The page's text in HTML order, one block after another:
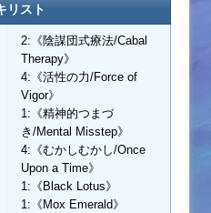
リスト
2:《陰謀団式療法/Cabal
Therapy》
4:《活性の力/Force of
Vigor》
1:《精神的つまづ
き/Mental Misstep》
4:《むかしむかし/Once
Upon a Time》
1:《Black Lotus》
1:《Mox Emerald》